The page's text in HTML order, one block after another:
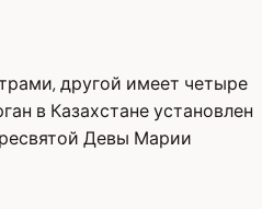
другой имеет четыре
в Казахстане установлен
Девы Марии